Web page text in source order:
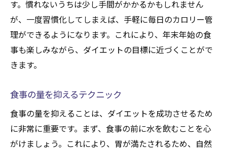
す。慣れないうちは少し手間がかかるかもしれません
が、一度習慣化してしまえば、手軽に毎日のカロリー管
理ができるようになります。これにより、年末年始の食
事も楽しみながら、ダイエットの目標に近づくことがで
きます。
食事の量を抑えるテクニック
食事の量を抑えることは、ダイエットを成功させるため
に非常に重要です。まず、食事の前に水を飲むことを心
がけましょう。これにより、胃が満たされるため、自然